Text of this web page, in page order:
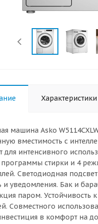
Характеристики
машина Asko
вместимость с
для интенсивного
программы стирки и 4
Светодиодная
и уведомления. Бак и
паром. Устойчивость
Совместного
в комфорт на